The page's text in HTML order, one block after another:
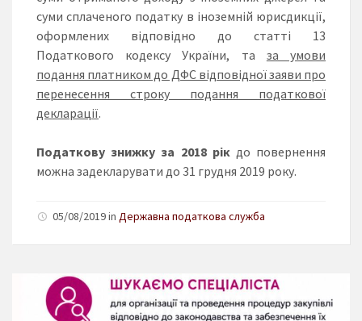
суми сплаченого податку в іноземній юрисдикції,
оформлених відповідно до статті 13
Податкового кодексу України, та за умови
подання платником до ДФС відповідної заяви про
перенесення строку подання податкової
декларації.
Податкову знижку за 2018 рік до повернення
можна задекларувати до 31 грудня 2019 року.
05/08/2019 in Державна податкова служба